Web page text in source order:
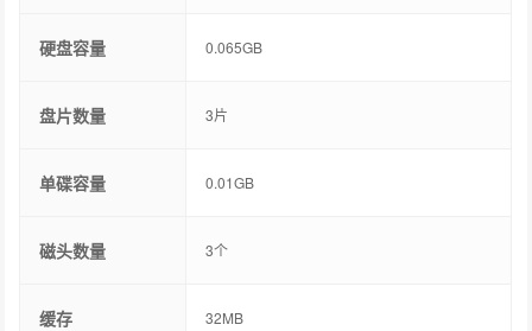
硬盘容量 0.065GB
盘片数量 3片
单碟容量 0.01GB
磁头数量 3个
缓存 32MB